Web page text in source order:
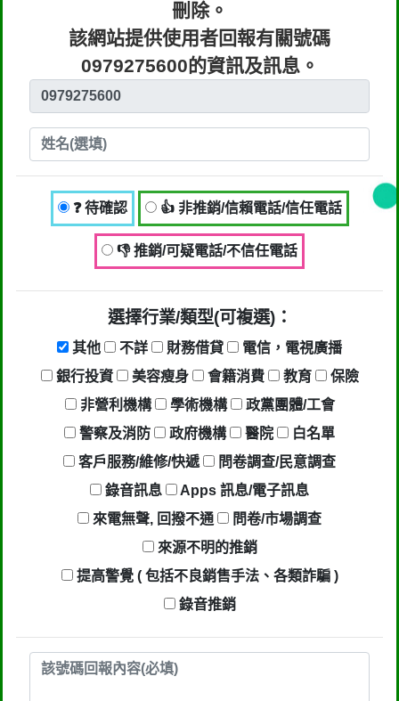
銷電話或寄推銷郵件到府做推銷，都可
以提告，刑期2年到5年不等，單一事件
賠償金額最高2億元。
行業/類型： 其他,不詳,財務借貸,來源
回報時間：2026-03-06 11:10:03
匿名：
👎 推銷/可疑電話/不信任電話
回報內容：0979275600他是民間借
款，他會用地政系統光電版大量私拉你
們的二類謄本，惡意大量蒐集你們的房
屋二類謄本，在未經你們同意下或未經
社區警衛同意下，進入社區或公寓，到
你家按電鈴拜訪你，你不在家的話，他
一定到你家信箱貼放紙條(名片)或寄推
銷郵件到你家，做推銷，你們如果不舒
服，都可以對他可提告民事及刑事告
訴。 2012年上路的「個人資料保護
法」，第20條第2項規定「非公務機關
依前項規定利用個人資料行銷者，當事
人表示拒絕接受行銷時，應即停止利用
其個人資料行銷」，第11條也明訂「違
者，應主動或依當事人之請求，刪除、
刪除。
該網站提供使用者回報有關號碼
0979275600的資訊及訊息。
❓ 待確認 👍 非推銷/信賴電話/信任電話
👎 推銷/可疑電話/不信任電話
選擇行業/類型(可複選)：
其他 不詳 財務借貸
電信，電視廣播
銀行投資
美容瘦身 會籍消費 教育
保險
非營利機構
學術機構
政黨團體/工會
警察及消防
政府機構 醫院
白名單
客戶服務/維修/快遞
問卷調查/民意調查
錄音訊息
Apps 訊息/電子訊息
來電無聲, 回撥不通
問卷/市場調查
來源不明的推銷
提高警覺 ( 包括不良銷售手法、各類詐騙 )
錄音推銷